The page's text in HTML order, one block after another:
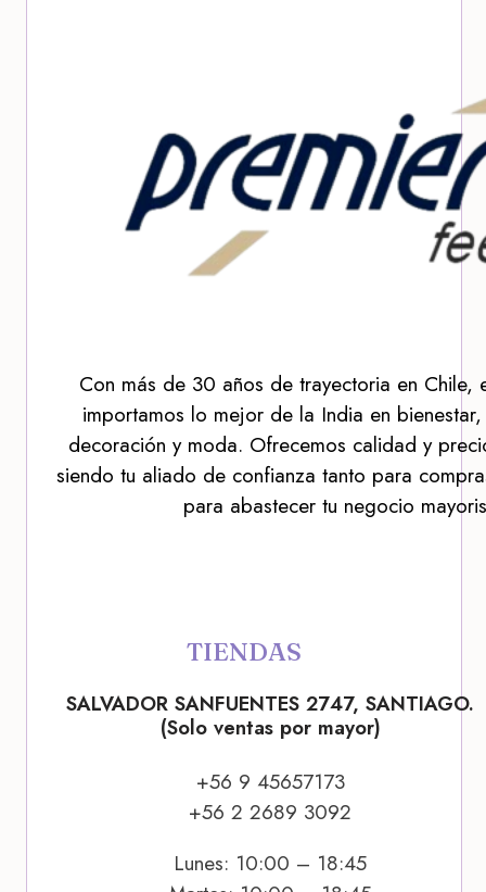
Con más de 30 años de trayectoria en Chile,
importamos lo mejor de la India en
decoración y moda. Ofrecemos calidad y
siendo tu aliado de confianza tanto para
para abastecer tu negocio
TIENDAS
SALVADOR SANFUENTES 2747, SANTIAGO.
(Solo ventas por mayor)
+56 9 45657173
+56 2 2689 3092
Lunes: 10:00 – 18:45